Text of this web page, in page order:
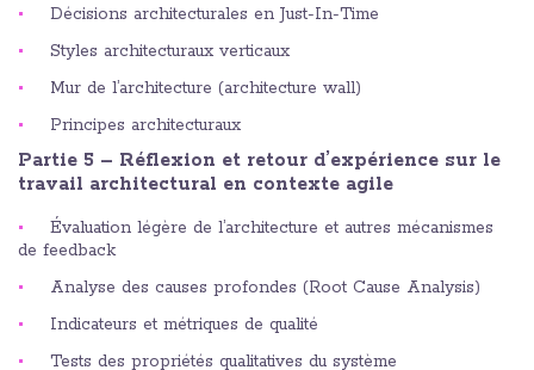
Décisions architecturales en Just-In-Time
Styles architecturaux verticaux
Mur de l’architecture (architecture wall)
Principes architecturaux
Partie 5 – Réflexion et retour d’expérience sur le
travail architectural en contexte agile
Évaluation légère de l’architecture et autres mécanismes
de feedback
Analyse des causes profondes (Root Cause Analysis)
Indicateurs et métriques de qualité
Tests des propriétés qualitatives du système